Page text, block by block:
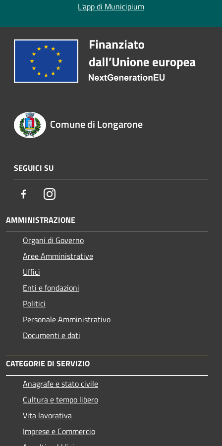
L'app di Municipium
Comune di Longarone
SEGUICI SU
FacebookInstagram
AMMINISTRAZIONE
Organi di Governo
Aree Amministrative
Uffici
Enti e fondazioni
Politici
Personale Amministrativo
Documenti e dati
CATEGORIE DI SERVIZIO
Anagrafe e stato civile
Cultura e tempo libero
Vita lavorativa
Imprese e Commercio